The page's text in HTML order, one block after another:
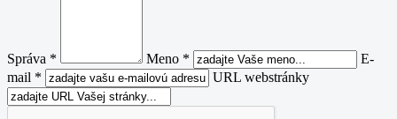
Správa * Meno *
E-
mail *
URL webstránky